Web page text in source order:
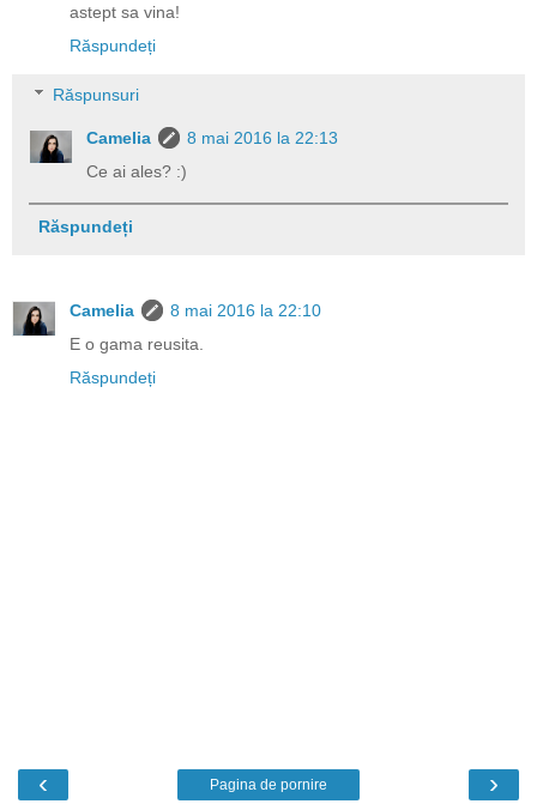
astept sa vina!
Răspundeți
Răspunsuri
Camelia
8 mai 2016 la 22:13
Ce ai ales? :)
Răspundeți
Camelia
8 mai 2016 la 22:10
E o gama reusita.
Răspundeți
‹ ›
Pagina de pornire